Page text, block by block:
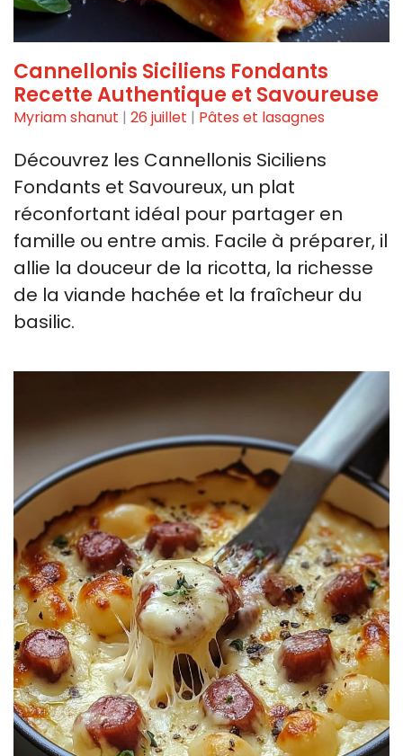
Cannellonis Siciliens Fondants
Recette Authentique et Savoureuse
Myriam shanut | 26 juillet | Pâtes et lasagnes
Découvrez les Cannellonis Siciliens
Fondants et Savoureux, un plat
réconfortant idéal pour partager en
famille ou entre amis. Facile à préparer, il
allie la douceur de la ricotta, la richesse
de la viande hachée et la fraîcheur du
basilic.